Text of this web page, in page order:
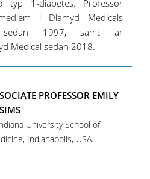
typ 1-diabetes. Professor
i Diamyd Medicals
sedan 1997, samt är
Medical sedan 2018.
PROFESSOR EMILY
University School of
Indianapolis, USA.